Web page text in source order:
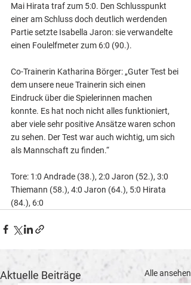
Mai Hirata traf zum 5:0. Den Schlusspunkt
einer am Schluss doch deutlich werdenden
Partie setzte Isabella Jaron: sie verwandelte
einen Foulelfmeter zum 6:0 (90.).
Co-Trainerin Katharina Börger: „Guter Test bei
dem unsere neue Trainerin sich einen
Eindruck über die Spielerinnen machen
konnte. Es hat noch nicht alles funktioniert,
aber viele sehr positive Ansätze waren schon
zu sehen. Der Test war auch wichtig, um sich
als Mannschaft zu finden.“
Tore: 1:0 Andrade (38.), 2:0 Jaron (52.), 3:0
Thiemann (58.), 4:0 Jaron (64.), 5:0 Hirata
(84.), 6:0
Aktuelle Beiträge Alle ansehen